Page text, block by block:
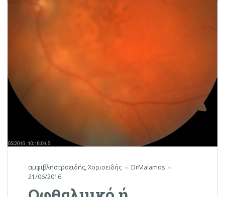
αμφιβληστροειδής,Χοριοειδής
DrMalamos
21/06/2016